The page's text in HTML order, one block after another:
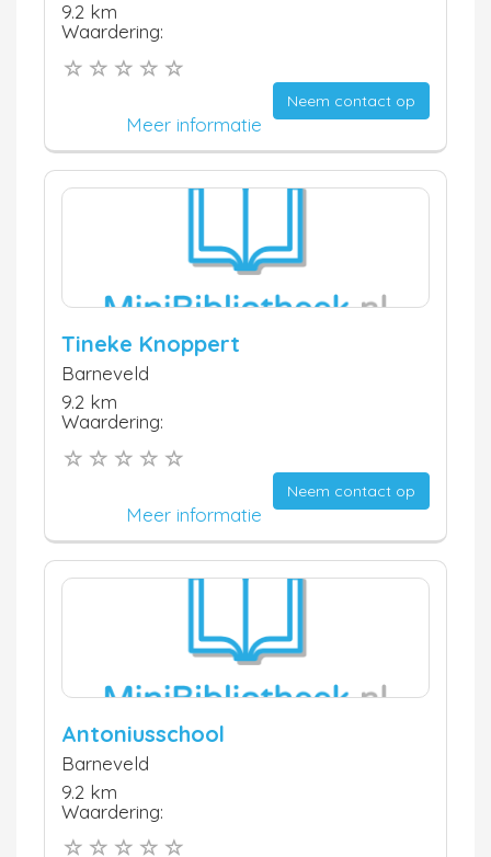
9.2 km
Waardering:
Neem contact op
Meer informatie
Tineke Knoppert
Barneveld
9.2 km
Waardering:
Neem contact op
Meer informatie
Antoniusschool
Barneveld
9.2 km
Waardering: